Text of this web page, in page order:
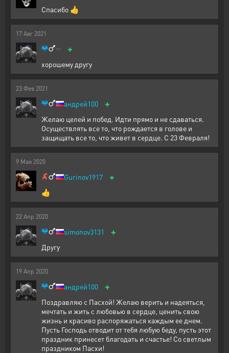
Спасибо 👍
17 Авг 2021
+
хорошему другу
23 Фев 2021
андрей100 +
Желаю целей и побед. Идти прямо и не сдаваться.
Осуществлять все то, что рождается в голове и
защищать все то, что живет в сердце. С 23 Февраля!
9 Мая 2020
Gurinov1917 +
👍
22 Апр 2020
simonov3131 +
Другу
19 Апр 2020
андрей100 +
Поздравляю с Пасхой! Желаю верить и надеяться,
мечтать и жить с любовью в сердце, ценить свою
жизнь и красиво распоряжаться каждым ее днем.
Пусть Господь отводит от тебя любую беду, пусть этот
праздник принесет благодать и счастье! Со светлым
праздником Пасхи!